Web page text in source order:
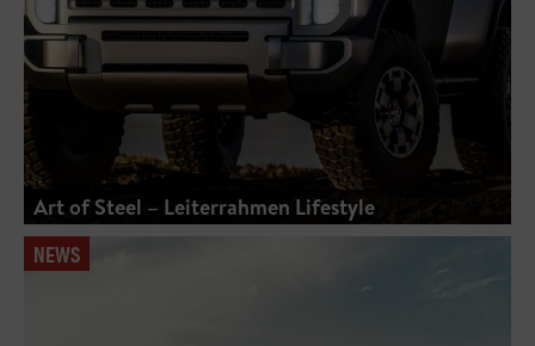
Art of Steel – Leiterrahmen Lifestyle
NEWS